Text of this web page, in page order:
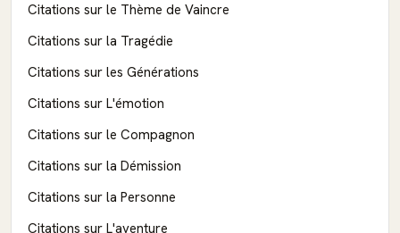
Citations sur le Thème de Vaincre
Citations sur la Tragédie
Citations sur les Générations
Citations sur L'émotion
Citations sur le Compagnon
Citations sur la Démission
Citations sur la Personne
Citations sur L'aventure